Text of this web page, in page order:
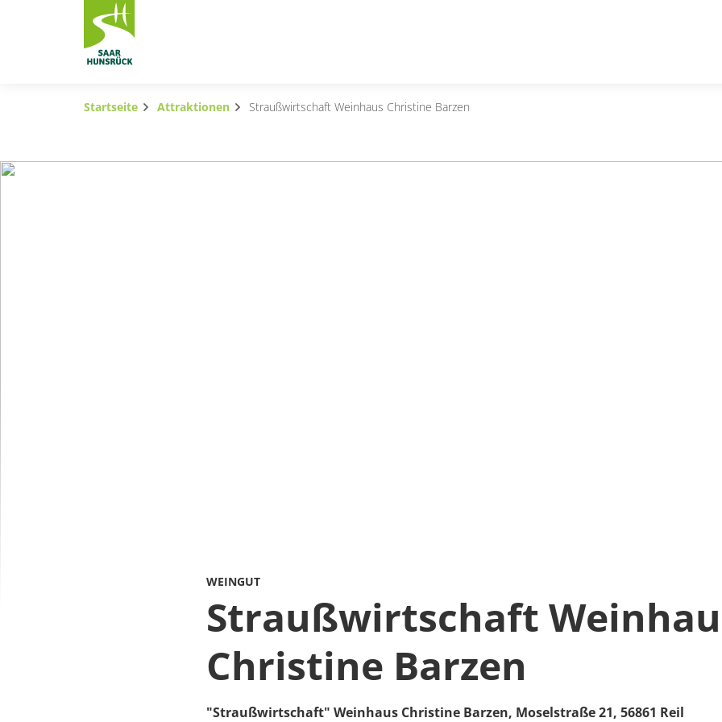
Zum Hauptinhalt springen
Subnavigation umschalten
Startseite Attraktionen Straußwirtschaft Weinhaus Christine Barzen
WEINGUT
Straußwirtschaft
Christine Barzen
"Straußwirtschaft" Weinhaus Christine Barzen, Moselstraße 21, 56861 Reil